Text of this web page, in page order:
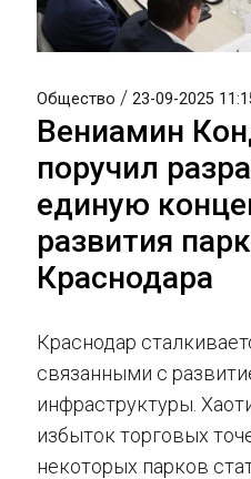
Общество / 23-09-2025
Вениамин
поручил
единую
развития
Краснодара
Краснодар
связанными с
инфраструктуры.
избыток торговых
некоторых парков